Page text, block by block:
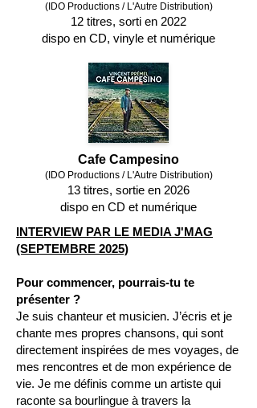
(IDO Productions / L'Autre Distribution)
12 titres, sorti en 2022
dispo en CD, vinyle et numérique
Cafe Campesino
(IDO Productions / L'Autre Distribution)
13 titres, sortie en 2026
dispo en CD et numérique
INTERVIEW PAR LE MEDIA J'MAG
(SEPTEMBRE 2025)
Pour commencer, pourrais-tu te
présenter ?
Je suis chanteur et musicien. J’écris et je
chante mes propres chansons, qui sont
directement inspirées de mes voyages, de
mes rencontres et de mon expérience de
vie. Je me définis comme un artiste qui
raconte sa bourlingue à travers la